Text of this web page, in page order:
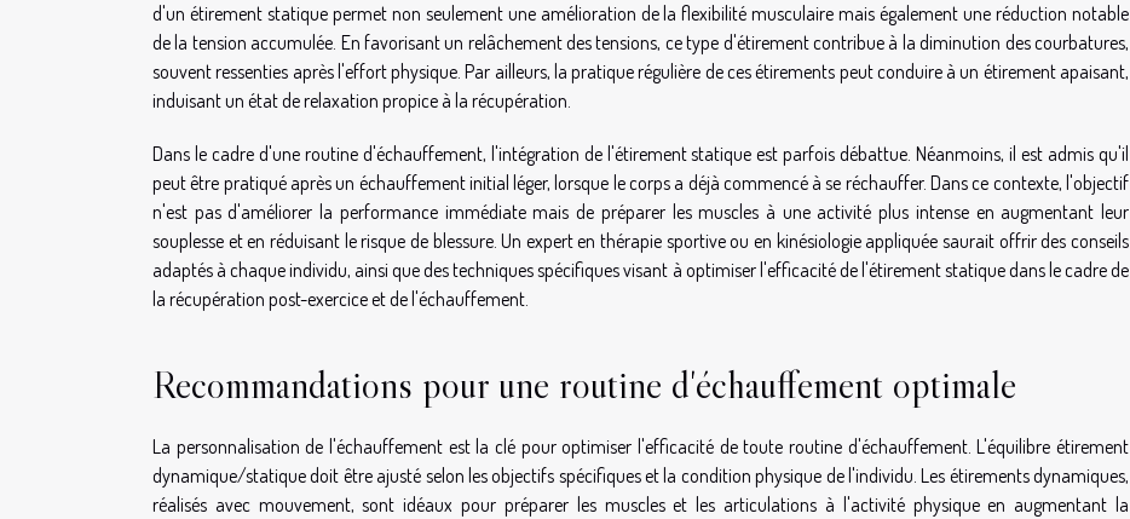
d'un étirement statique permet non seulement une amélioration de la flexibilité musculaire mais également une réduction notable
de la tension accumulée. En favorisant un relâchement des tensions, ce type d'étirement contribue à la diminution des courbatures,
souvent ressenties après l'effort physique. Par ailleurs, la pratique régulière de ces étirements peut conduire à un étirement apaisant,
induisant un état de relaxation propice à la récupération.
Dans le cadre d'une routine d'échauffement, l'intégration de l'étirement statique est parfois débattue. Néanmoins, il est admis qu'il
peut être pratiqué après un échauffement initial léger, lorsque le corps a déjà commencé à se réchauffer. Dans ce contexte, l'objectif
n'est pas d'améliorer la performance immédiate mais de préparer les muscles à une activité plus intense en augmentant leur
souplesse et en réduisant le risque de blessure. Un expert en thérapie sportive ou en kinésiologie appliquée saurait offrir des conseils
adaptés à chaque individu, ainsi que des techniques spécifiques visant à optimiser l'efficacité de l'étirement statique dans le cadre de
la récupération post-exercice et de l'échauffement.
Recommandations pour une routine d'échauffement optimale
La personnalisation de l'échauffement est la clé pour optimiser l'efficacité de toute routine d'échauffement. L'équilibre étirement
dynamique/statique doit être ajusté selon les objectifs spécifiques et la condition physique de l'individu. Les étirements dynamiques,
réalisés avec mouvement, sont idéaux pour préparer les muscles et les articulations à l'activité physique en augmentant la